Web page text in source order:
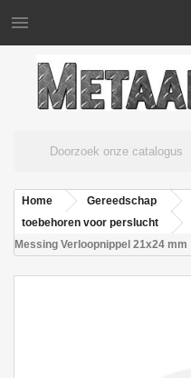

Home Gereedschap
toebehoren voor perslucht
Messing Verloopnippel 21x24 mm